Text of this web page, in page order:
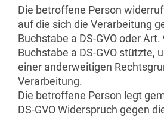
Die betroffene Person
auf die sich die Verarbeitung
Buchstabe a DS-GVO oder Art.
Buchstabe a DS-GVO stützte,
einer anderweitigen
Verarbeitung.
Die betroffene Person legt
DS-GVO Widerspruch gegen